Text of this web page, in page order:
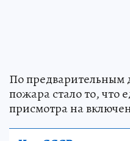
По
пожара стало то, что
присмотра на